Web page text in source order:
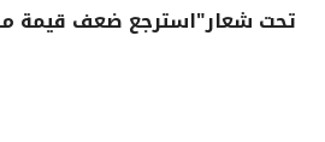
تحت شعار"استرجع ضعف قيمة مشترياتك